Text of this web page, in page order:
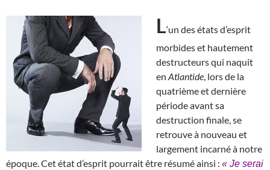
L‘un des états d’esprit
morbides et hautement
destructeurs qui naquit
en Atlantide , lors de la
quatrième et dernière
période avant sa
destruction finale, se
retrouve à nouveau et
largement incarné à notre
époque. Cet état d’esprit pourrait être résumé ainsi : « Je serai